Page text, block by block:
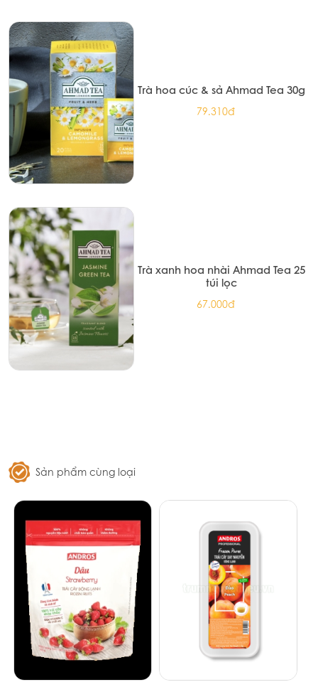
Trà hoa cúc & sả Ahmad Tea 30g
79.310đ
Trà xanh hoa nhài Ahmad Tea 25
túi lọc
67.000đ
Sản phẩm cùng loại